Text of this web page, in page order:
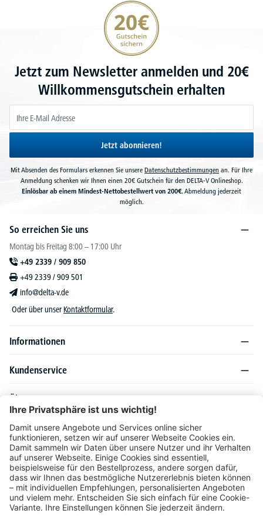
20€ Gutschein sichern
Jetzt zum Newsletter anmelden und 20€
Willkommensgutschein erhalten
Jetzt abonnieren!
Mit Absenden des Formulars erkennen Sie unsere Datenschutzbestimmungen an. Für Ihre
Anmeldung schenken wir Ihnen einen 20€ Gutschein für den DELTA-V Onlineshop.
Einlösbar ab einem Mindest-Nettobestellwert von 200€.Abmeldung jederzeit
möglich.
So erreichen Sie uns
Montag bis Freitag 8:00 – 17:00 Uhr
+49 2339 / 909 850
+49 2339 / 909 501
info@delta-v.de
Oder über unser Kontaktformular.
Informationen
Kundenservice
Über DELTA-V
Produktsortiment
Ratgeber
Folgen Sie uns auch auf